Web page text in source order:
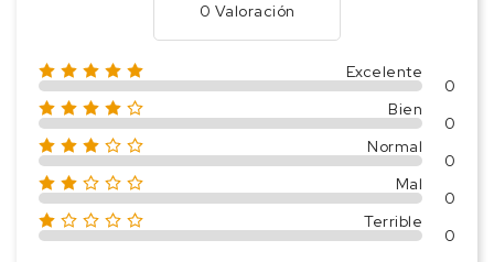
0 Valoración
Excelente
0
Bien
0
Normal
0
Mal
0
Terrible
0